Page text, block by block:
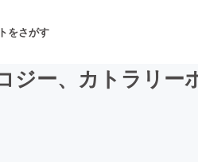
をさがす
ー、カトラリー